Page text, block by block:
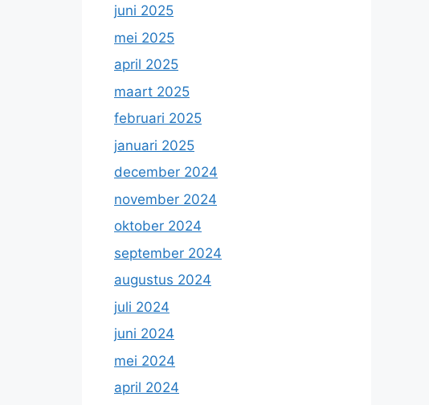
juni 2025
mei 2025
april 2025
maart 2025
februari 2025
januari 2025
december 2024
november 2024
oktober 2024
september 2024
augustus 2024
juli 2024
juni 2024
mei 2024
april 2024